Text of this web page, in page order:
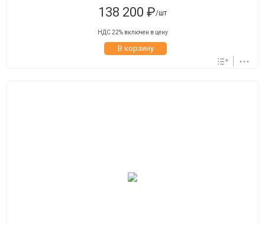
138 200 ₽/шт
НДС 22% включен в цену
В корзину